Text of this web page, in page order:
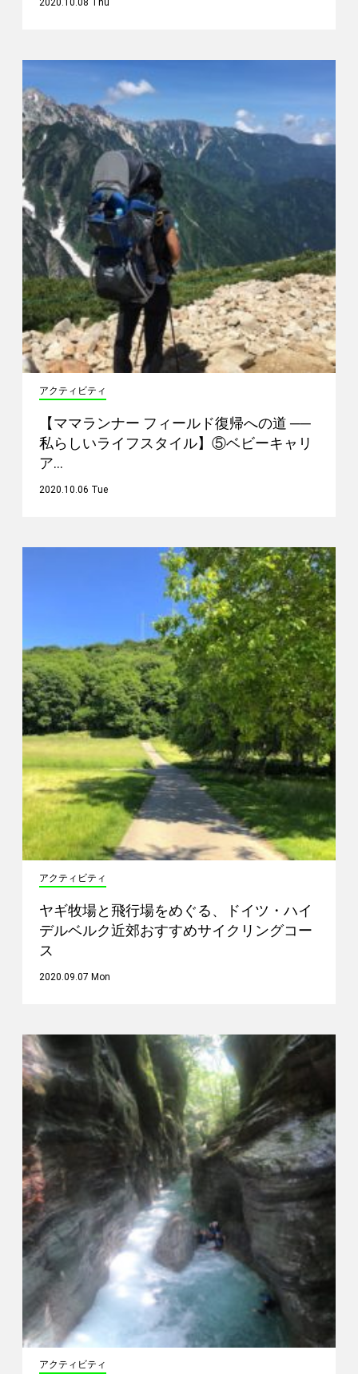
アクティビティ
【ママランナー フィールド復帰への道 ──
私らしいライフスタイル】⑤ベビーキャリ
ア…
2020.10.06 Tue
アクティビティ
ヤギ牧場と飛行場をめぐる、ドイツ・ハイ
デルベルク近郊おすすめサイクリングコー
ス
2020.09.07 Mon
アクティビティ